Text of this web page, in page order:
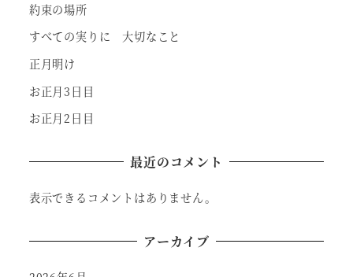
約束の場所
すべての実りに 大切なこと
正月明け
お正月3日目
お正月2日目
最近のコメント
表示できるコメントはありません。
アーカイブ